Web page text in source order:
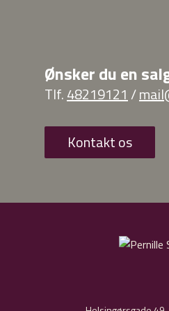
Ønsker du en
Tlf.48219121 /
Kontakt os